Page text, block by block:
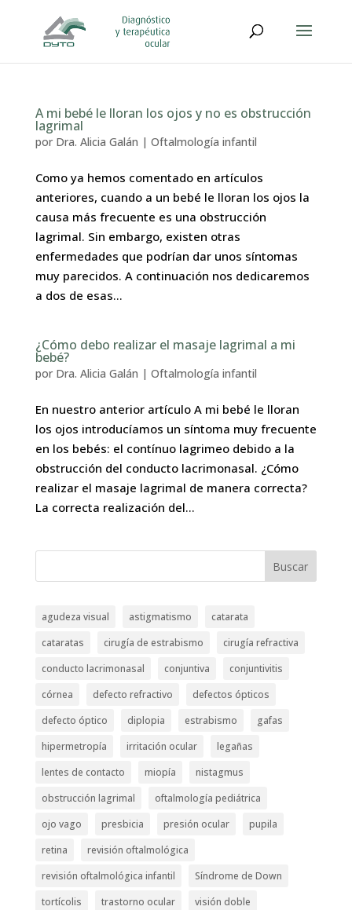
A mi bebé le lloran los ojos y no es obstrucción
lagrimal
por Dra. Alicia Galán | Oftalmología infantil
Como ya hemos comentado en artículos
anteriores, cuando a un bebé le lloran los ojos la
causa más frecuente es una obstrucción
lagrimal. Sin embargo, existen otras
enfermedades que podrían dar unos síntomas
muy parecidos. A continuación nos dedicaremos
a dos de esas...
¿Cómo debo realizar el masaje lagrimal a mi
bebé?
por Dra. Alicia Galán | Oftalmología infantil
En nuestro anterior artículo A mi bebé le lloran
los ojos introducíamos un síntoma muy frecuente
en los bebés: el contínuo lagrimeo debido a la
obstrucción del conducto lacrimonasal. ¿Cómo
realizar el masaje lagrimal de manera correcta?
La correcta realización del...
Buscar
agudeza visual astigmatismo
catarata
cataratas
cirugía de estrabismo
cirugía refractiva
conducto lacrimonasal
conjuntiva
conjuntivitis
córnea
defecto refractivo
defectos ópticos
defecto óptico
diplopia estrabismo
gafas
hipermetropía
irritación ocular
legañas
lentes de contacto
miopía
nistagmus
obstrucción lagrimal
oftalmología pediátrica
ojo vago
presbicia presión ocular
pupila
retina
revisión oftalmológica
revisión oftalmológica infantil
Síndrome de Down
tortícolis
trastorno ocular visión doble